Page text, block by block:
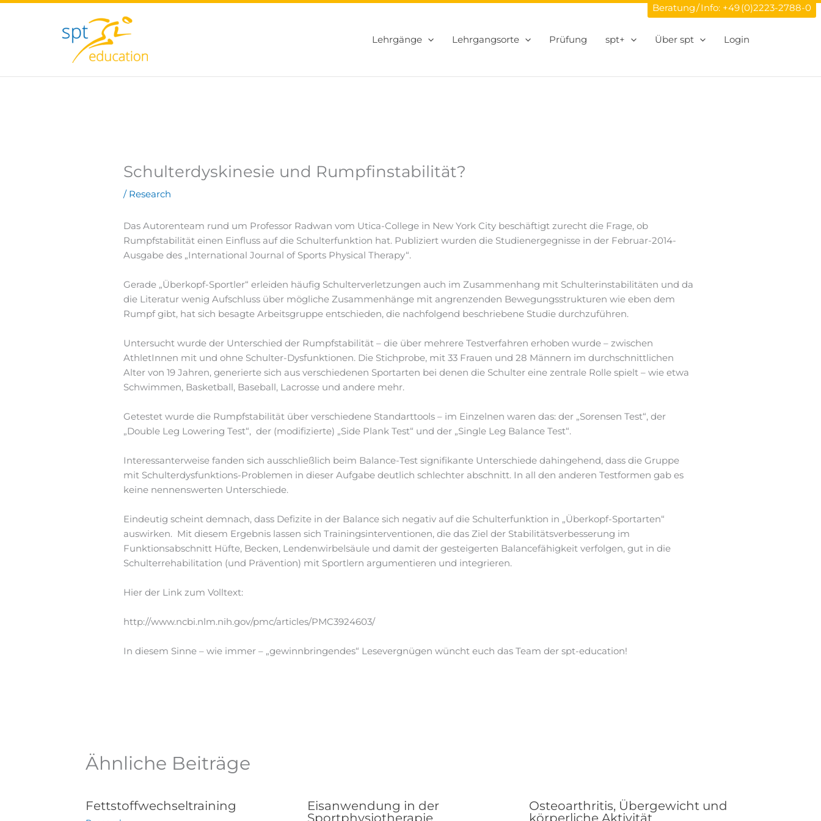
Zum
Beratung / Info: +49 (0)2223-2788-0
Lehrgänge Lehrgangsorte Prüfung spt+ Über spt Login
Schulterdyskinesie und Rumpfinstabilität?
/ Research
Das Autorenteam rund um Professor Radwan vom Utica-College in New York City beschäftigt zurecht die Frage, ob
Rumpfstabilität einen Einfluss auf die Schulterfunktion hat. Publiziert wurden die Studienergegnisse in der Februar-2014-
Ausgabe des „International Journal of Sports Physical Therapy“.
Gerade „Überkopf-Sportler“ erleiden häufig Schulterverletzungen auch im Zusammenhang mit Schulterinstabilitäten und da
die Literatur wenig Aufschluss über mögliche Zusammenhänge mit angrenzenden Bewegungsstrukturen wie eben dem
Rumpf gibt, hat sich besagte Arbeitsgruppe entschieden, die nachfolgend beschriebene Studie durchzuführen.
Untersucht wurde der Unterschied der Rumpfstabilität – die über mehrere Testverfahren erhoben wurde – zwischen
AthletInnen mit und ohne Schulter-Dysfunktionen. Die Stichprobe, mit 33 Frauen und 28 Männern im durchschnittlichen
Alter von 19 Jahren, generierte sich aus verschiedenen Sportarten bei denen die Schulter eine zentrale Rolle spielt – wie etwa
Schwimmen, Basketball, Baseball, Lacrosse und andere mehr.
Getestet wurde die Rumpfstabilität über verschiedene Standarttools – im Einzelnen waren das: der „Sorensen Test“, der
„Double Leg Lowering Test“, der (modifizierte) „Side Plank Test“ und der „Single Leg Balance Test“.
Interessanterweise fanden sich ausschließlich beim Balance-Test signifikante Unterschiede dahingehend, dass die Gruppe
mit Schulterdysfunktions-Problemen in dieser Aufgabe deutlich schlechter abschnitt. In all den anderen Testformen gab es
keine nennenswerten Unterschiede.
Eindeutig scheint demnach, dass Defizite in der Balance sich negativ auf die Schulterfunktion in „Überkopf-Sportarten“
auswirken. Mit diesem Ergebnis lassen sich Trainingsinterventionen, die das Ziel der Stabilitätsverbesserung im
Funktionsabschnitt Hüfte, Becken, Lendenwirbelsäule und damit der gesteigerten Balancefähigkeit verfolgen, gut in die
Schulterrehabilitation (und Prävention) mit Sportlern argumentieren und integrieren.
Hier der Link zum Volltext:
http://www.ncbi.nlm.nih.gov/pmc/articles/PMC3924603/
In diesem Sinne – wie immer – „gewinnbringendes“ Lesevergnügen wüncht euch das Team der spt-education!
Ähnliche Beiträge
Fettstoffwechseltraining
Eisanwendung in der
Sportphysiotherapie
Osteoarthritis, Übergewicht und
körperliche Aktivität